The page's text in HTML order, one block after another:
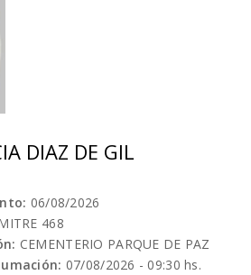
DIAZ DE GIL
06/08/2026
468
CEMENTERIO PARQUE DE PAZ
07/08/2026 - 09:30 hs.